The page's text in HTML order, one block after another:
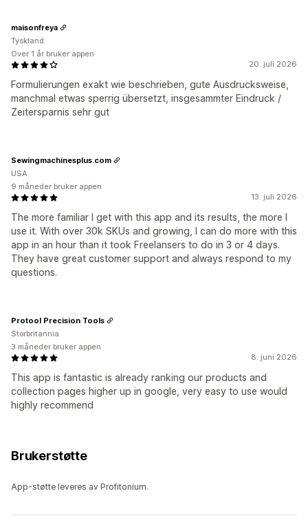
20. juli 2026
Formulierungen exakt wie beschrieben, gute Ausdrucksweise,
manchmal etwas sperrig übersetzt, insgesammter Eindruck /
Zeitersparnis sehr gut
maisonfreya
Tyskland
Over 1 år bruker appen
13. juli 2026
The more familiar I get with this app and its results, the more I
use it. With over 30k SKUs and growing, I can do more with this
app in an hour than it took Freelansers to do in 3 or 4 days.
They have great customer support and always respond to my
questions.
Sewingmachinesplus.com
USA
9 måneder bruker appen
8. juni 2026
This app is fantastic is already ranking our products and
collection pages higher up in google, very easy to use would
highly recommend
Protool Precision Tools
Storbritannia
3 måneder bruker appen
Brukerstøtte
App-støtte leveres av Profitonium.